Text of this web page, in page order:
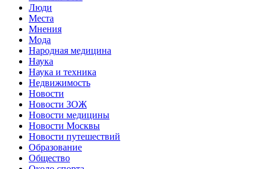
Люди
Места
Мнения
Мода
Народная медицина
Наука
Наука и техника
Недвижимость
Новости
Новости ЗОЖ
Новости медицины
Новости Москвы
Новости путешествий
Образование
Общество